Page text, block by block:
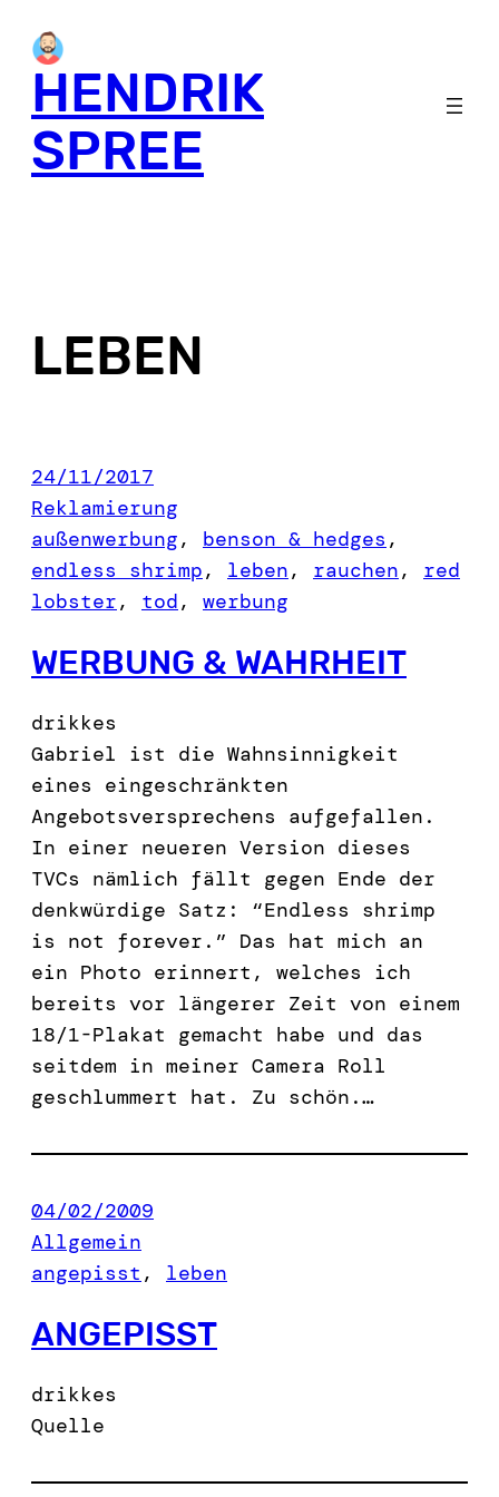
content
HENDRIK
SPREE
LEBEN
24/11/2017
Reklamierung
außenwerbung, benson & hedges
endless shrimp, leben, rauchen, red
lobster, tod, werbung
WERBUNG & WAHRHEIT
drikkes
Gabriel ist die Wahnsinnigkeit
eines eingeschränkten
Angebotsversprechens aufgefallen.
In einer neueren Version dieses
TVCs nämlich fällt gegen Ende der
denkwürdige Satz: “Endless shrimp
is not forever.” Das hat mich an
ein Photo erinnert, welches ich
bereits vor längerer Zeit von einem
18/1-Plakat gemacht habe und das
seitdem in meiner Camera Roll
geschlummert hat. Zu schön.…
04/02/2009
Allgemein
angepisst , leben
ANGEPISST
drikkes
Quelle